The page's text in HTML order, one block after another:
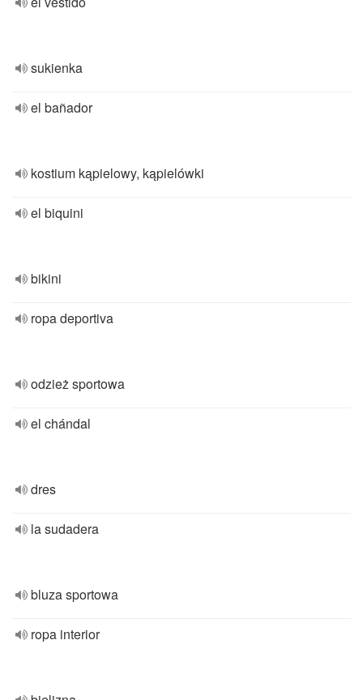
sukienka
el bañador
kostium kąpielowy, kąpielówki
el biquini
bikini
ropa deportiva
odzież sportowa
el chándal
dres
la sudadera
bluza sportowa
ropa interior